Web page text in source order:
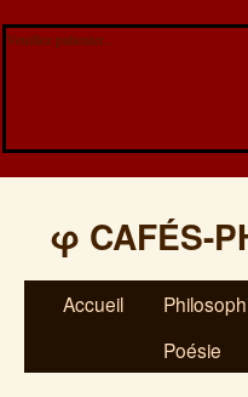
Veuillez patienter...
φ CAFÉS-
Accueil
Poésie